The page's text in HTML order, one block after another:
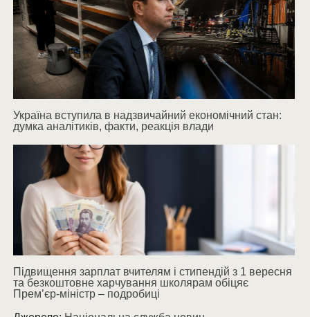
Україна вступила в надзвичайний економічний стан:
думка аналітиків, факти, реакція влади
Підвищення зарплат вчителям і стипендій з 1 вересня
та безкоштовне харчування школярам обіцяє
Прем’єр-міністр – подробиці